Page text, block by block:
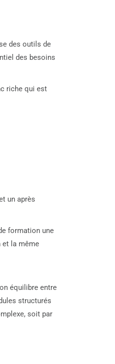
des outils de
des besoins
riche qui est
un après
formation une
et la même
équilibre entre
structurés
soit par